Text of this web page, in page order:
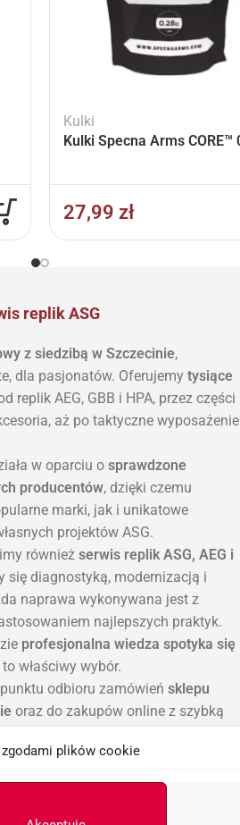
zgodami plików cookie
Kulki
Kulki Specna Arms CORE™
27,99 zł
replik ASG
z siedzibą w Szczecinie,
dla pasjonatów. Oferujemy tysiące
replik AEG, GBB i HPA, przez części
aż po taktyczne wyposażenie
w oparciu o sprawdzone
producentów, dzięki czemu
marki, jak i unikatowe
projektów ASG.
również serwis replik ASG, AEG i
się diagnostyką, modernizacją i
naprawa wykonywana jest z
najlepszych praktyk.
profesjonalna wiedza spotyka się
to właściwy wybór.
odbioru zamówień sklepu
oraz do zakupów online z szybką